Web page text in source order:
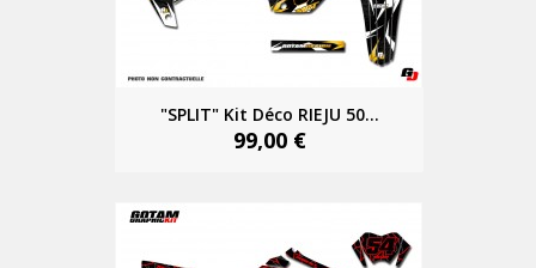
"SPLIT" Kit Déco RIEJU 50...
99,00 €